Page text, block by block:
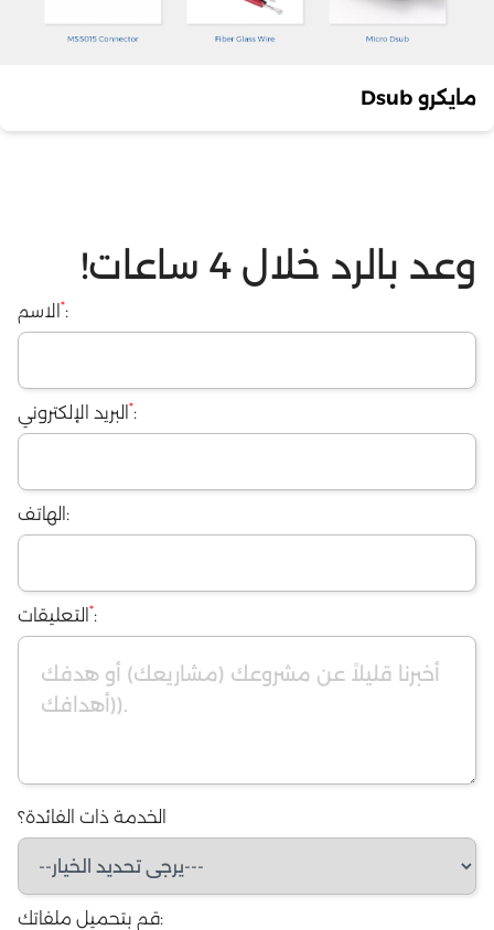
مايكرو Dsub
وعد بالرد خلال 4 ساعات!
الاسم *:
البريد الإلكتروني *:
الهاتف:
التعليقات *:
الخدمة ذات الفائدة؟
قم بتحميل ملفاتك: